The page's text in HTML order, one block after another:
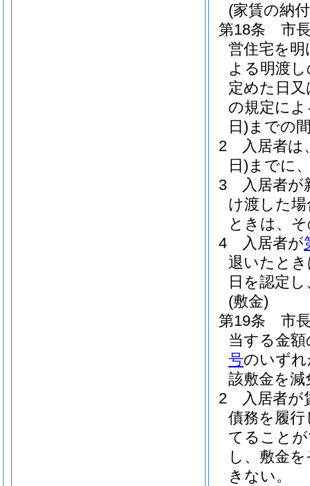
(家賃の納
第18条
市
営住宅を
よる明渡
定めた日
の規定に
日) までの
2
入居者は
日) までに
3
入居者が
け渡した
ときは、
4
入居者が
退いたと
日を認定
(敷金)
第19条
市
当する金
号のいず
該敷金を
2
入居者
債務を履
てること
し、敷金
きない。